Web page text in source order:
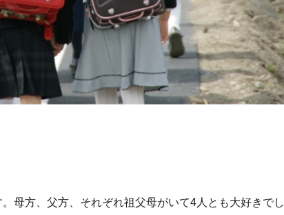
母方、父方、それぞれ祖父母がいて4人とも大好きでし